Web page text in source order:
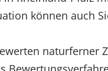
können auch